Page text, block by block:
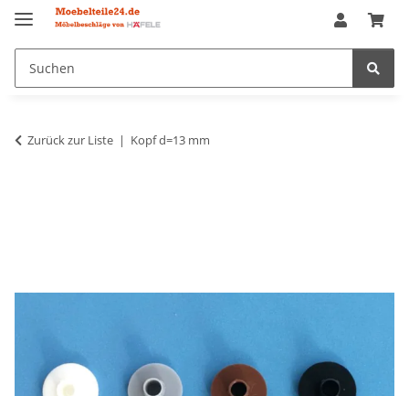
Zurück zur Liste Kopf d=13 mm